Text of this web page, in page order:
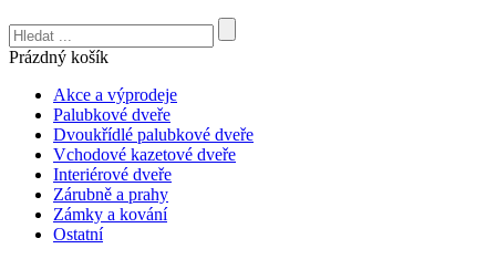
Prázdný košík
Akce a výprodeje
Palubkové dveře
Dvoukřídlé palubkové dveře
Vchodové kazetové dveře
Interiérové dveře
Zárubně a prahy
Zámky a kování
Ostatní